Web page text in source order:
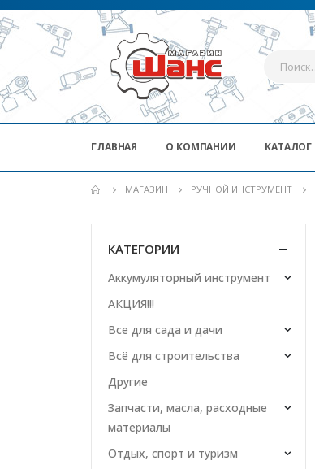
ГЛАВНАЯ О КОМПАНИИ КАТАЛОГ
МАГАЗИН РУЧНОЙ ИНСТРУМЕНТ
КАТЕГОРИИ
Аккумуляторный инструмент
АКЦИЯ!!!
Все для сада и дачи
Всё для строительства
Другие
Запчасти, масла, расходные
материалы
Отдых, спорт и туризм